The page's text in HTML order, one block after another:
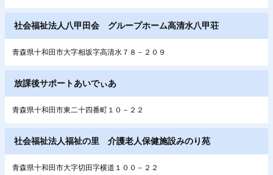
社会福祉法人八甲田会 グループホーム高清水八甲荘
青森県十和田市大字相坂字高清水７８－２０９
放課後サポートあいでぃあ
青森県十和田市東二十四番町１０－２２
社会福祉法人福祉の里 介護老人保健施設みのり苑
青森県十和田市大字切田字横道１００－２２